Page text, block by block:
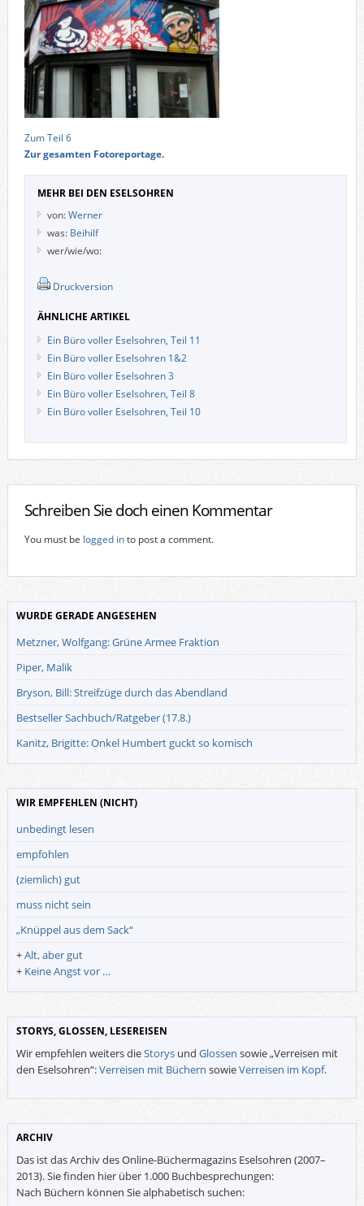
Zum Teil 6
Zur gesamten Fotoreportage.
MEHR BEI DEN ESELSOHREN
von:Werner
was: Beihilf
wer/wie/wo:
Druckversion
ÄHNLICHE ARTIKEL
Ein Büro voller Eselsohren, Teil 11
Ein Büro voller Eselsohren 1&2
Ein Büro voller Eselsohren 3
Ein Büro voller Eselsohren, Teil 8
Ein Büro voller Eselsohren, Teil 10
Schreiben Sie doch einen Kommentar
You must be logged into post a comment.
WURDE GERADE ANGESEHEN
Metzner, Wolfgang: Grüne Armee Fraktion
Piper, Malik
Bryson, Bill: Streifzüge durch das Abendland
Bestseller Sachbuch/Ratgeber (17.8.)
Kanitz, Brigitte: Onkel Humbert guckt so komisch
WIR EMPFEHLEN (NICHT)
unbedingt lesen
empfohlen
(ziemlich) gut
muss nicht sein
„Knüppel aus dem Sack“
+Alt, aber gut
+ Keine Angst vor …
STORYS, GLOSSEN, LESEREISEN
Wir empfehlen weiters dieStorysund Glossen sowie „Verreisen mit
den Eselsohren“:Verreisen mit Büchern sowieVerreisen im Kopf.
ARCHIV
Das ist das Archiv des Online-Büchermagazins Eselsohren (2007–
2013). Sie finden hier über 1.000 Buchbesprechungen:
Nach Büchern können Sie alphabetisch suchen: